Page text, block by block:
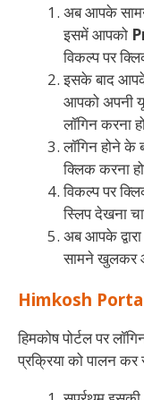
अब आपके
इसमें आपको
विकल्प पर
इसके बाद
आपको अपनी
लॉगिन करना
लॉगिन होने
क्लिक करना
विकल्प पर
स्लिप देखना
अब आपके
सामने खुलकर
Himkosh Portal
हिमकोष पोर्टल पर
प्रक्रिया को पालन